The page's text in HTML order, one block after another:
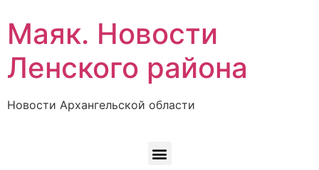
Маяк. Новости
Ленского района
Новости Архангельской области